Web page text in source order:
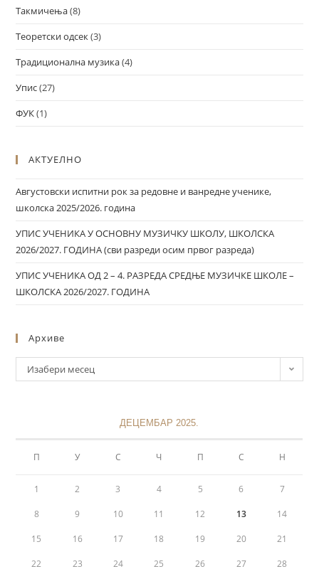
Такмичења(8)
Теоретски одсек(3)
Традиционална музика(4)
Упис(27)
ФУК(1)
АКТУЕЛНО
Августовски испитни рок за редовне и ванредне ученике,
школска 2025/2026. година
УПИС УЧЕНИКА У ОСНОВНУ МУЗИЧКУ ШКОЛУ, ШКОЛСКА
2026/2027. ГОДИНА (сви разреди осим првог разреда)
УПИС УЧЕНИКА ОД 2 – 4. РАЗРЕДА СРЕДЊЕ МУЗИЧКЕ ШКОЛЕ –
ШКОЛСКА 2026/2027. ГОДИНА
Архиве
Изабери месец
ДЕЦЕМБАР 2025.
П У С Ч П С Н
1 2 3 4 5 6 7
8 9 10 11 12 13 14
15 16 17 18 19 20 21
22 23 24 25 26 27 28